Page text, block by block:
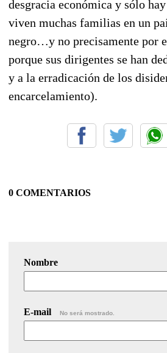
desgracia económica y sólo
viven muchas familias en un
negro…y no precisamente por
porque sus dirigentes se han
y a la erradicación de los
encarcelamiento).
0 COMENTARIOS
Nombre
E-mail No será mostrado.